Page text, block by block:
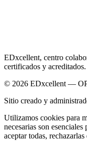
EDxcellent, centro
certificados y acreditados.
© 2026 EDxcellent —
Sitio creado y
Utilizamos cookies para
necesarias son
aceptar todas,